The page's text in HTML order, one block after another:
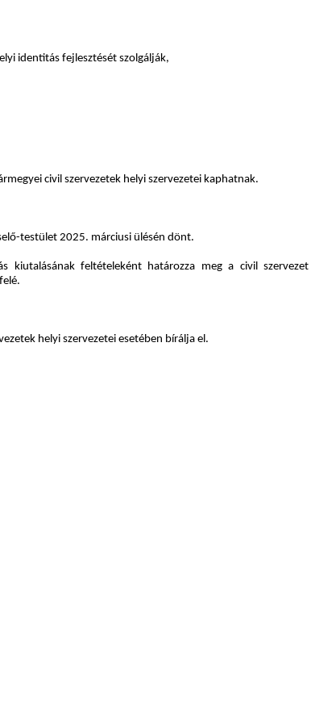
identitás fejlesztését szolgálják,
civil szervezetek helyi szervezetei kaphatnak.
testület 2025. márciusi ülésén dönt.
kiutalásának feltételeként határozza meg a civil szervezet
helyi szervezetei esetében bírálja el.